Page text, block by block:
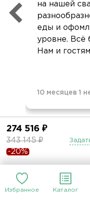
Избранное Каталог
274 516 ₽
343 145 ₽
-20%
на нашей
еды и
уровне. Всё
Нам и
10 месяцев 1
Вам также